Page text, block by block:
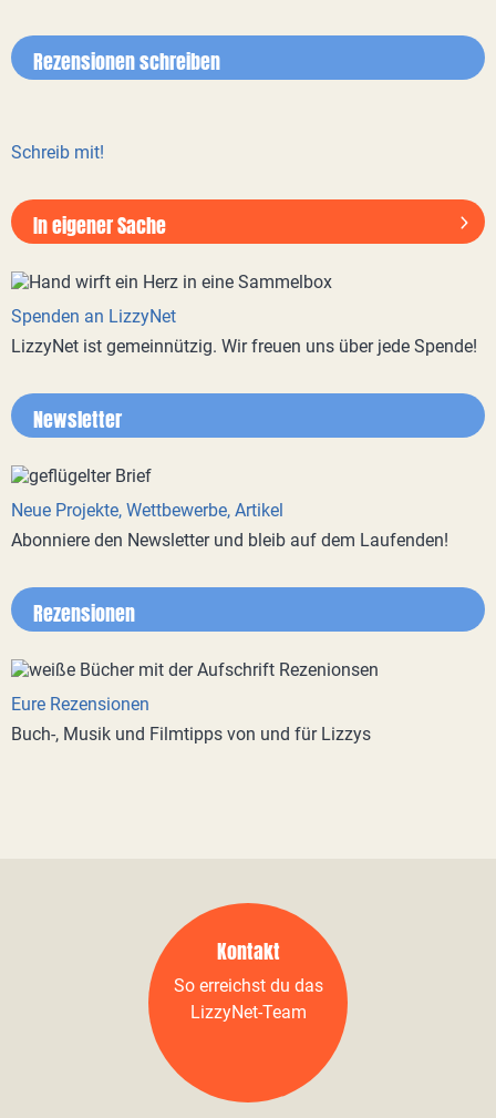
Rezensionen schreiben
Schreib mit!
In eigener Sache
Spenden an LizzyNet
LizzyNet ist gemeinnützig. Wir freuen uns über jede Spende!
Newsletter
Neue Projekte, Wettbewerbe, Artikel
Abonniere den Newsletter und bleib auf dem Laufenden!
Rezensionen
Eure Rezensionen
Buch-, Musik und Filmtipps von und für Lizzys
Kontakt
So erreichst du das
LizzyNet-Team